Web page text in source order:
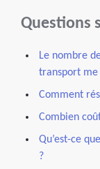
Questions
Le nombre
transport me
Comment
Combien
Qu’est-ce
?